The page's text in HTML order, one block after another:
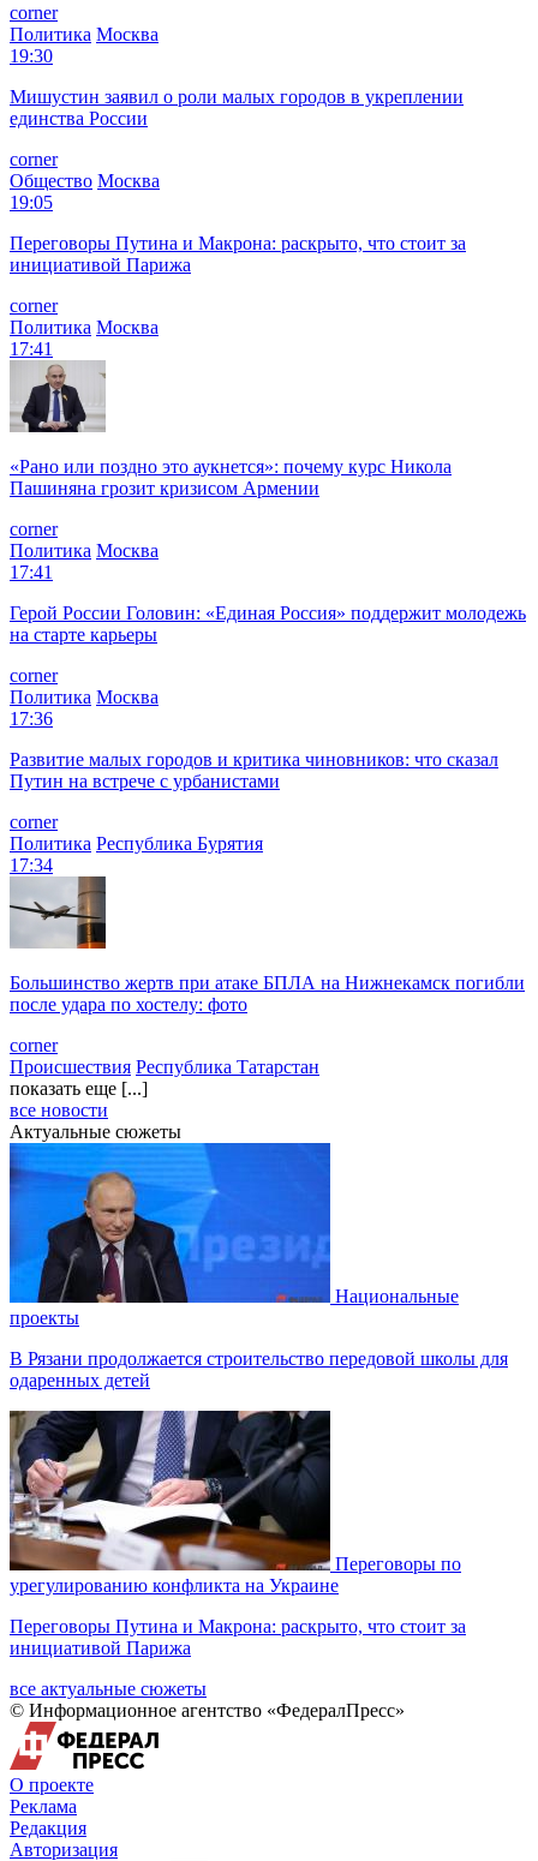
corner
Политика Москва
19:30
Мишустин заявил о роли малых городов в укреплении
единства России
corner
Общество Москва
19:05
Переговоры Путина и Макрона: раскрыто, что стоит за
инициативой Парижа
corner
Политика Москва
17:41
«Рано или поздно это аукнется»: почему курс Никола
Пашиняна грозит кризисом Армении
corner
Политика Москва
17:41
Герой России Головин: «Единая Россия» поддержит молодежь
на старте карьеры
corner
Политика Москва
17:36
Развитие малых городов и критика чиновников: что сказал
Путин на встрече с урбанистами
corner
Политика Республика Бурятия
17:34
Большинство жертв при атаке БПЛА на Нижнекамск погибли
после удара по хостелу: фото
corner
Происшествия Республика Татарстан
показать еще [...]
все новости
Актуальные сюжеты
Национальные
проекты
В Рязани продолжается строительство передовой школы для
одаренных детей
Переговоры по
урегулированию конфликта на Украине
Переговоры Путина и Макрона: раскрыто, что стоит за
инициативой Парижа
все актуальные сюжеты
© Информационное агентство «ФедералПресс»
О проекте
Реклама
Редакция
Авторизация